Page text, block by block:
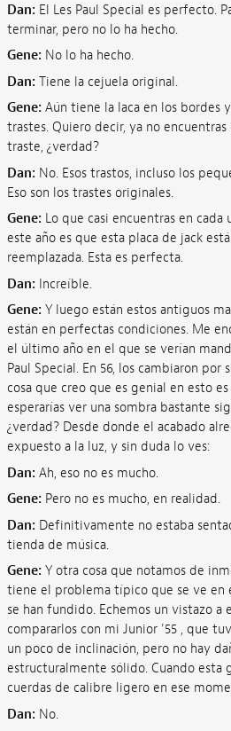
Dan: El Les Paul Special es perfecto.
terminar, pero no lo ha hecho.
Gene: No lo ha hecho.
Dan: Tiene la cejuela original.
Gene: Aún tiene la laca en los bordes
trastes. Quiero decir, ya no
traste, ¿verdad?
Dan: No. Esos trastos, incluso los
Eso son los trastes originales.
Gene: Lo que casi encuentras en
este año es que esta placa de jack
reemplazada. Esta es perfecta.
Dan: Increíble.
Gene: Y luego están estos antiguos
están en perfectas condiciones. Me
el último año en el que se verían
Paul Special. En 56, los cambiaron por
cosa que creo que es genial en esto
esperarías ver una sombra bastante
¿verdad? Desde donde el acabado
expuesto a la luz, y sin duda lo ves:
Dan: Ah, eso no es mucho.
Gene: Pero no es mucho, en realidad.
Dan: Definitivamente no estaba
tienda de música.
Gene: Y otra cosa que notamos de
tiene el problema típico que se ve en
se han fundido. Echemos un vistazo a
compararlos con mi Junior '55 , que
un poco de inclinación, pero no hay
estructuralmente sólido. Cuando esta
cuerdas de calibre ligero en ese
Dan: No.